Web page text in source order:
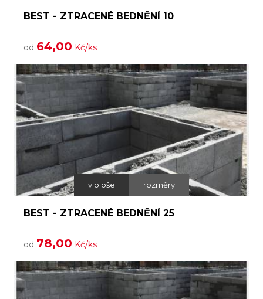
BEST - ZTRACENÉ BEDNĚNÍ 10
od 64,00 Kč/ks
v ploše rozměry
BEST - ZTRACENÉ BEDNĚNÍ 25
od 78,00 Kč/ks